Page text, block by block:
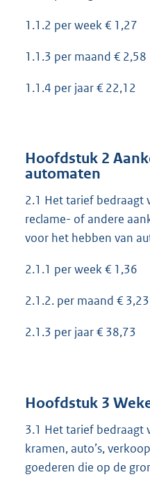
1.1.2 per week € 1,27
1.1.3 per maand € 2,58
1.1.4 per jaar € 22,12
Hoofdstuk 2
automaten
2.1 Het tarief bedraagt
reclame- of andere
voor het hebben van
2.1.1 per week € 1,36
2.1.2. per maand € 3,23
2.1.3 per jaar € 38,73
Hoofdstuk 3
3.1 Het tarief bedraagt
kramen, auto’s,
goederen die op de